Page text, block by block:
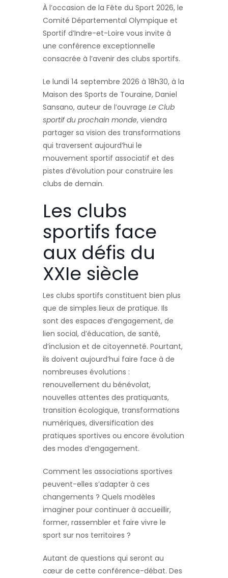
À l’occasion de la Fête du Sport 2026, le
Comité Départemental Olympique et
Sportif d’Indre-et-Loire vous invite à
une conférence exceptionnelle
consacrée à l’avenir des clubs sportifs.
Le lundi 14 septembre 2026 à 18h30, à la
Maison des Sports de Touraine, Daniel
Sansano, auteur de l’ouvrage Le Club
sportif du prochain monde, viendra
partager sa vision des transformations
qui traversent aujourd’hui le
mouvement sportif associatif et des
pistes d’évolution pour construire les
clubs de demain.
Les clubs
sportifs face
aux défis du
XXIe siècle
Les clubs sportifs constituent bien plus
que de simples lieux de pratique. Ils
sont des espaces d’engagement, de
lien social, d’éducation, de santé,
d’inclusion et de citoyenneté. Pourtant,
ils doivent aujourd’hui faire face à de
nombreuses évolutions :
renouvellement du bénévolat,
nouvelles attentes des pratiquants,
transition écologique, transformations
numériques, diversification des
pratiques sportives ou encore évolution
des modes d’engagement.
Comment les associations sportives
peuvent-elles s’adapter à ces
changements ? Quels modèles
imaginer pour continuer à accueillir,
former, rassembler et faire vivre le
sport sur nos territoires ?
Autant de questions qui seront au
cœur de cette conférence-débat. Des